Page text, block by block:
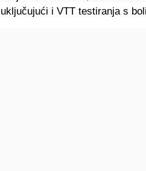
uključujući i VTT testiranja s